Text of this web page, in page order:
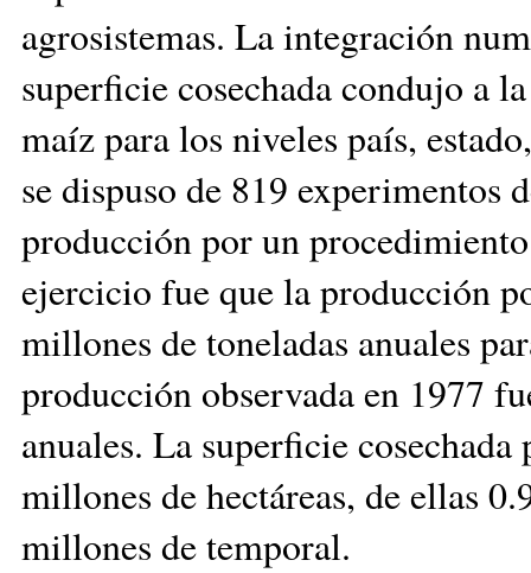
agrosistemas. La integración
superficie cosechada con­dujo a
maíz ­para los niveles país,
se dispuso de 819 experimentos
producción por un
ejercicio fue que la producción
millones de toneladas anuales
producción observada en 1977
anuales. La superficie
millones de hectáreas, de ellas
millones de temporal.